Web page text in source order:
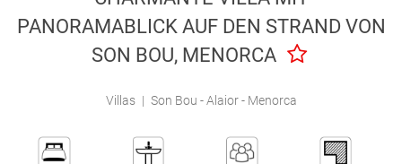
Engel & Völkers Holiday Villas
Kundenbetreuung
PANORAMABLICK AUF DEN STRAND VON
SON BOU, MENORCA
Villas | Son Bou - Alaior - Menorca